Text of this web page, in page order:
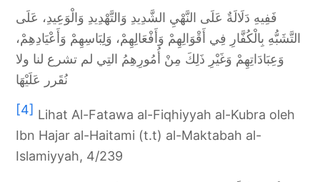
فَفِيهِ دَلَالَةٌ عَلَى النَّهْيِ الشَّدِيدِ وَالتَّهْدِيدِ وَالْوَعِيدِ، عَلَى
التَّشَبُّهِ بِالْكُفَّارِ فِي أَقْوَالِهِمْ وَأَفْعَالِهِمْ، وَلِبَاسِهِمْ وَأَعْيَادِهِمْ،
وَعِبَادَاتِهِمْ وَغَيْرِ ذَلِكَ مِنْ أُمُورِهِمُ التِي لم تشرع لنا ولا
نُقَرر عَلَيْهَا
[4] Lihat Al-Fatawa al-Fiqhiyyah al-Kubra oleh
Ibn Hajar al-Haitami (t.t) al-Maktabah al-
Islamiyyah, 4/239